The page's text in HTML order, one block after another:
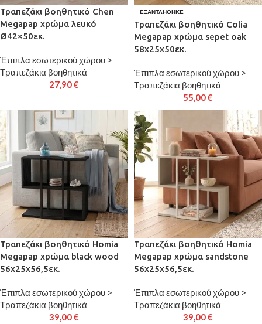
Τραπεζάκι βοηθητικό Chen
Megapap χρώμα λευκό
Ø42×50εκ.
Έπιπλα εσωτερικού χώρου >
Τραπεζάκια βοηθητικά
27,90€
ΕΞΑΝΤΛΉΘΗΚΕ
Τραπεζάκι βοηθητικό Colia
Megapap χρώμα sepet oak
58x25x50εκ.
Έπιπλα εσωτερικού χώρου >
Τραπεζάκια βοηθητικά
55,00€
Τραπεζάκι βοηθητικό Homia
Megapap χρώμα black wood
56x25x56,5εκ.
Έπιπλα εσωτερικού χώρου >
Τραπεζάκια βοηθητικά
39,00€
Τραπεζάκι βοηθητικό Homia
Megapap χρώμα sandstone
56x25x56,5εκ.
Έπιπλα εσωτερικού χώρου >
Τραπεζάκια βοηθητικά
39,00€